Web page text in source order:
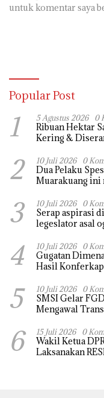
untuk komentar saya
Popular Post
1 5 Agustus 2026 0
Ribuan Hektar
Kering &
2 10 Juli 2026 0
Dua Pelaku
Muarakuang ini
3 10 Juli 2026 0
Serap aspirasi
legeslator asal
hujan
4 10 Juli 2026 0
Gugatan
Hasil
5 10 Juli 2026 0
SMSI Gelar
Mengawal
6 15 Juli 2026 0
Wakil Ketua
Laksanakan